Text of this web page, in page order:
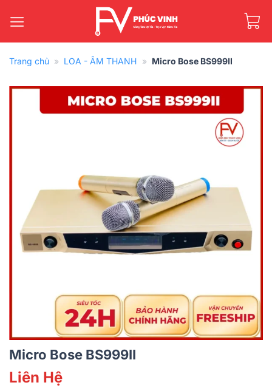
qua
Trang chủ » LOA - ÂM THANH » Micro Bose BS999II
Micro Bose BS999II
Liên Hệ